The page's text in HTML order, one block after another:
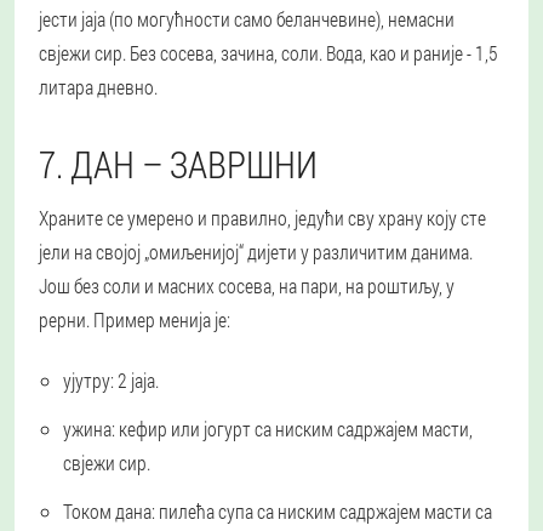
јести јаја (по могућности само беланчевине), немасни
свјежи сир. Без сосева, зачина, соли. Вода, као и раније - 1,5
литара дневно.
7. ДАН – ЗАВРШНИ
Храните се умерено и правилно, једући сву храну коју сте
јели на својој „омиљенијој“ дијети у различитим данима.
Још без соли и масних сосева, на пари, на роштиљу, у
рерни. Пример менија је:
ујутру:2 јаја.
ужина: кефир или јогурт са ниским садржајем масти,
свјежи сир.
Током дана: пилећа супа са ниским садржајем масти са